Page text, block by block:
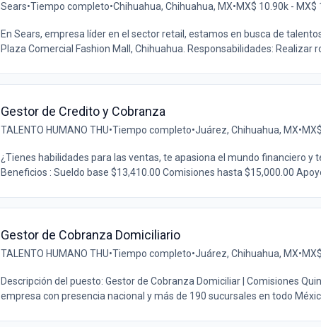
Sears•Tiempo completo•Chihuahua, Chihuahua, MX•MX$ 10.90k - MX$
En Sears, empresa líder en el sector retail, estamos en busca de
Plaza Comercial Fashion Mall, Chihuahua. Responsabilidades: Realizar
Gestor de Credito y Cobranza
TALENTO HUMANO THU•Tiempo completo•Juárez, Chihuahua, MX•
¿Tienes habilidades para las ventas, te apasiona el mundo financiero y
Beneficios : Sueldo base $13,410.00 Comisiones hasta $15,000.00
Gestor de Cobranza Domiciliario
TALENTO HUMANO THU•Tiempo completo•Juárez, Chihuahua, MX•
Descripción del puesto: Gestor de Cobranza Domiciliar | Comisiones
empresa con presencia nacional y más de 190 sucursales en todo